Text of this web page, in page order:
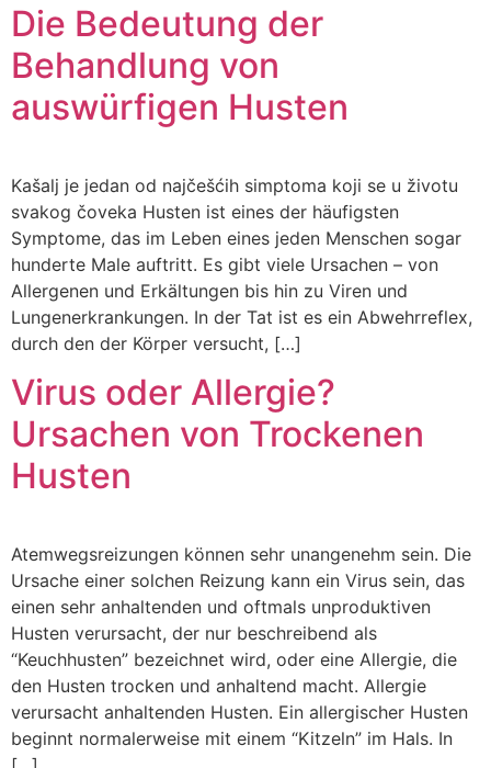
Die Bedeutung der
Behandlung von
auswürfigen Husten
Kašalj je jedan od najčešćih simptoma koji se u životu
svakog čoveka Husten ist eines der häufigsten
Symptome, das im Leben eines jeden Menschen sogar
hunderte Male auftritt. Es gibt viele Ursachen – von
Allergenen und Erkältungen bis hin zu Viren und
Lungenerkrankungen. In der Tat ist es ein Abwehrreflex,
durch den der Körper versucht, […]
Virus oder Allergie?
Ursachen von Trockenen
Husten
Atemwegsreizungen können sehr unangenehm sein. Die
Ursache einer solchen Reizung kann ein Virus sein, das
einen sehr anhaltenden und oftmals unproduktiven
Husten verursacht, der nur beschreibend als
“Keuchhusten” bezeichnet wird, oder eine Allergie, die
den Husten trocken und anhaltend macht. Allergie
verursacht anhaltenden Husten. Ein allergischer Husten
beginnt normalerweise mit einem “Kitzeln” im Hals. In